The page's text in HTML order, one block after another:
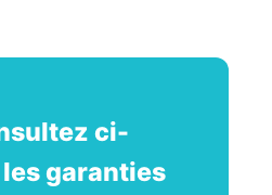
ci-
garanties